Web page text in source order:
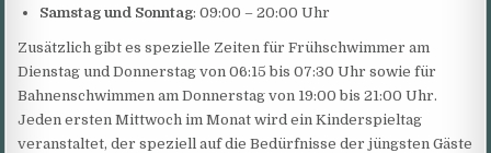
Samstag und Sonntag: 09:00 – 20:00 Uhr
Zusätzlich gibt es spezielle Zeiten für Frühschwimmer am
Dienstag und Donnerstag von 06:15 bis 07:30 Uhr sowie für
Bahnenschwimmen am Donnerstag von 19:00 bis 21:00 Uhr.
Jeden ersten Mittwoch im Monat wird ein Kinderspieltag
veranstaltet, der speziell auf die Bedürfnisse der jüngsten Gäste